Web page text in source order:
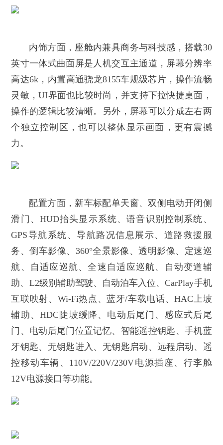
内饰方面，座舱内兼具商务与科技感，搭载30
英寸一体式曲面屏是人机交互主通道，屏幕分辨率
高达6k，内置高通骁龙8155车规级芯片，操作流畅
灵敏，UI界面也比较时尚，并支持下拉快捷桌面，
操作的逻辑比较清晰。另外，屏幕可以分成左右两
个独立控制区，也可以整体显示画面，更有震撼
力。
配置方面，新车标配单天窗、双侧电动开闭侧
滑门、HUD抬头显示系统、语音识别控制系统、
GPS导航系统、导航路况信息展示、道路救援服
务、倒车影像、360°全景影像、透明影像、定速巡
航、自适应巡航、全速自适应巡航、自动变道辅
助、L2级别辅助驾驶、自动泊车入位、CarPlay手机
互联映射、Wi-Fi热点、蓝牙/车载电话、HAC上坡
辅助、HDC陡坡缓降、电动后尾门、感应式后尾
门、电动后尾门位置记忆、智能遥控钥匙、手机蓝
牙钥匙、无钥匙进入、无钥匙启动、远程启动、遥
控移动车辆、110V/220V/230V电源插座、行李舱
12V电源接口等功能。